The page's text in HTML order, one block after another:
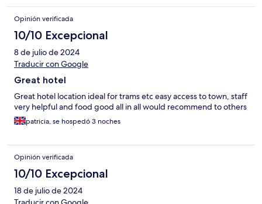
Opinión verificada
10/10 Excepcional
8 de julio de 2024
Traducir con Google
Great hotel
Great hotel location ideal for trams etc easy access to town, staff
very helpful and food good all in all would recommend to others
patricia, se hospedó 3 noches
Opinión verificada
10/10 Excepcional
18 de julio de 2024